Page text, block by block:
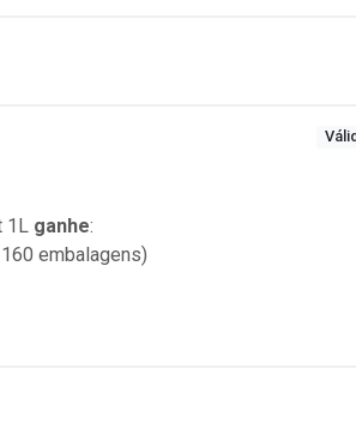
1L ganhe:
embalagens)